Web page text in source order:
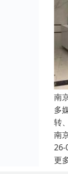
南
多
转
南
26-
更